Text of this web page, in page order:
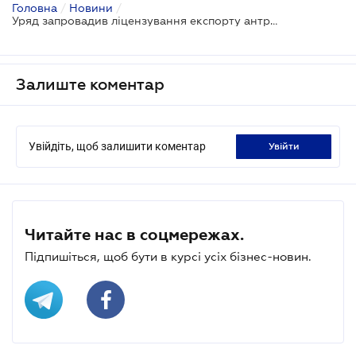
Головна / Новини /
Уряд запровадив ліцензування експорту антрациту
Залиште коментар
Увійдіть, щоб залишити коментар увійти
Читайте нас в соцмережах.
Підпишіться, щоб бути в курсі усіх бізнес-новин.